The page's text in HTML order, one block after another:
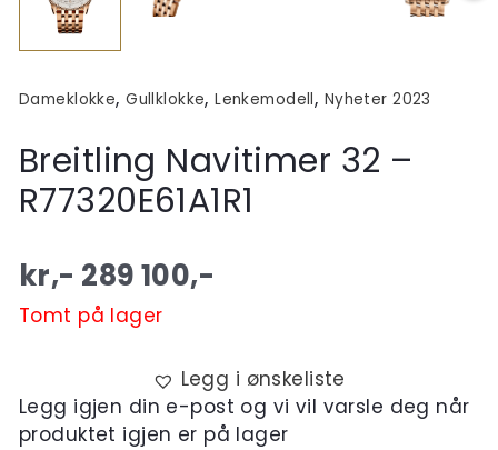
Dameklokke,Gullklokke,Lenkemodell, Nyheter 2023
Breitling Navitimer 32 –
R77320E61A1R1
kr,- 289 100,-
Tomt på lager
Legg i ønskeliste
Legg igjen din e-post og vi vil varsle deg når
produktet igjen er på lager